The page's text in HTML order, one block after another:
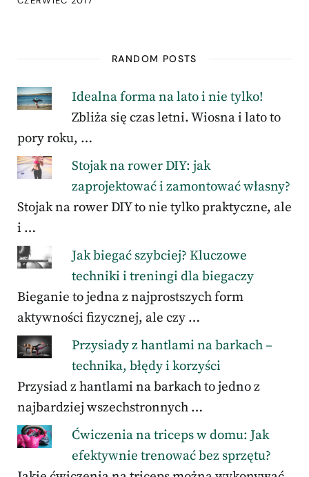
RANDOM POSTS
Idealna forma na lato i nie tylko!
Zbliża się czas letni. Wiosna i lato to
pory roku, …
Stojak na rower DIY: jak
zaprojektować i zamontować własny?
Stojak na rower DIY to nie tylko praktyczne, ale
i …
Jak biegać szybciej? Kluczowe
techniki i treningi dla biegaczy
Bieganie to jedna z najprostszych form
aktywności fizycznej, ale czy …
Przysiady z hantlami na barkach –
technika, błędy i korzyści
Przysiad z hantlami na barkach to jedno z
najbardziej wszechstronnych …
Ćwiczenia na triceps w domu: Jak
efektywnie trenować bez sprzętu?